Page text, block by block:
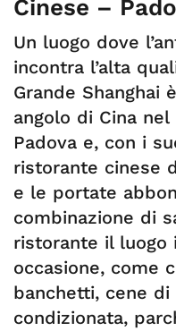
Cinese –
Un luogo dove
incontra l’alta
Grande Shanghai
angolo di Cina
Padova e, con i
ristorante cinese
e le portate
combinazione di
ristorante il luogo
occasione, come
banchetti, cene
condizionata,